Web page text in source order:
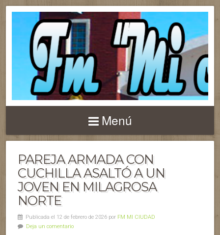
Menú
PAREJA ARMADA CON
CUCHILLA ASALTÓ A UN
JOVEN EN MILAGROSA
NORTE
Publicada el 12 de febrero de 2026 por FM MI CIUDAD
Deja un comentario